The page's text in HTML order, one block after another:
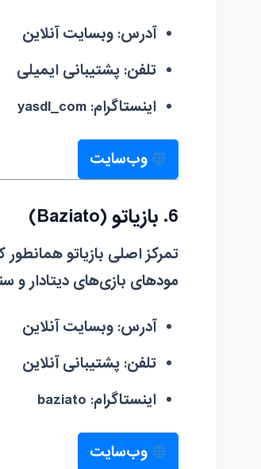
آدرس: وبسایت آنلاین
تلفن: پشتیبانی ایمیلی
اینستاگرام:
وب‌سایت
6. بازیاتو (Baziato)
تمرکز اصلی بازیاتو
مودهای بازی‌های دیتادار و
آدرس: وبسایت آنلاین
تلفن: پشتیبانی آنلاین
اینستاگرام:
وب‌سایت